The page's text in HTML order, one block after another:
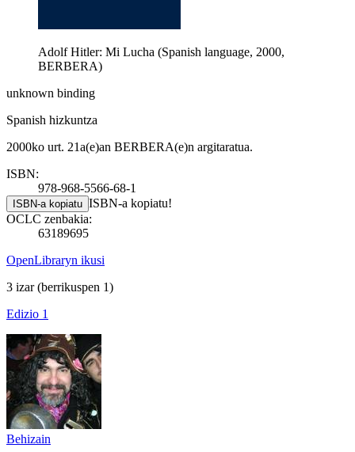
Adolf Hitler: Mi Lucha (Spanish language, 2000,
BERBERA)
unknown binding
Spanish hizkuntza
2000ko urt. 21a(e)an BERBERA(e)n argitaratua.
ISBN:
978-968-5566-68-1
ISBN-a kopiatu ISBN-a kopiatu!
OCLC zenbakia:
63189695
OpenLibraryn ikusi
3 izar(berrikuspen 1)
Edizio 1
Behizain